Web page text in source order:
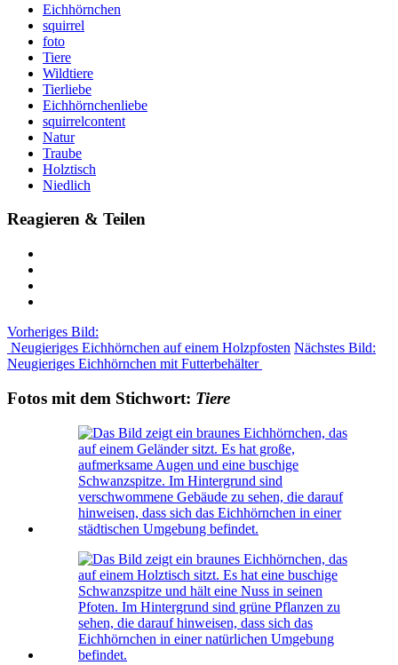
Eichhörnchen
squirrel
foto
Tiere
Wildtiere
Tierliebe
Eichhörnchenliebe
squirrelcontent
Natur
Traube
Holztisch
Niedlich
Reagieren & Teilen
Vorheriges Bild:
Neugieriges Eichhörnchen auf einem Holzpfosten Nächstes Bild:
Neugieriges Eichhörnchen mit Futterbehälter
Fotos mit dem Stichwort: Tiere